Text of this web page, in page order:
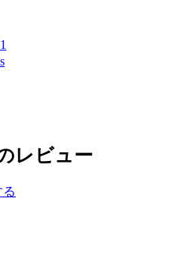
レビュー